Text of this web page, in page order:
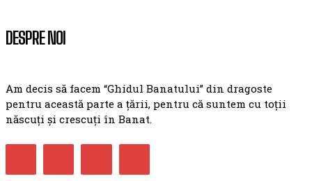
DESPRE NOI
Am decis să facem “Ghidul Banatului” din dragoste
pentru această parte a țării, pentru că suntem cu toții
născuți și crescuți în Banat.